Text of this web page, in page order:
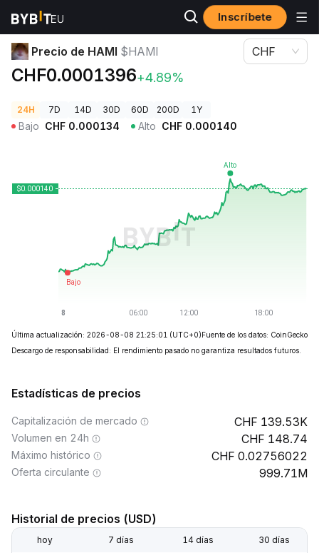
Inscríbete
Precios de Criptomonedas Precio de HAMI $HAMI
Precio de HAMI $HAMI
CHF0.0001396+4.89%
CHF
24H 7D 14D 30D 60D 200D 1Y
Bajo CHF 0.000134 Alto CHF 0.000140
Última actualización: 2026-08-08 21:25:01 (UTC+0)Fuente de los datos: CoinGecko
Descargo de responsabilidad: El rendimiento pasado no garantiza resultados futuros.
Estadísticas de precios
Capitalización de mercado 139.53K
Volumen en 24h 148.74
Máximo histórico 0.02756022
Oferta circulante 999.71M
Historial de precios (USD)
hoy 7 días 14 días 30 días